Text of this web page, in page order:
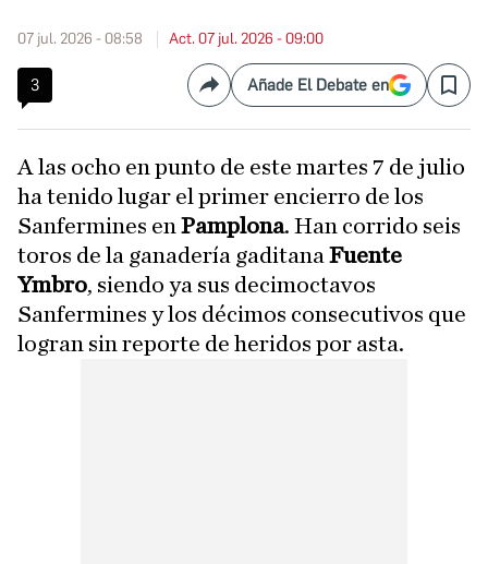
07 jul. 2026 - 08:58 Act. 07 jul. 2026 - 09:00
3 CompartirAñade El Debate en Save
A las ocho en punto de este martes 7 de julio
ha tenido lugar el primer encierro de los
Sanfermines en Pamplona. Han corrido seis
toros de la ganadería gaditana Fuente
Ymbro, siendo ya sus decimoctavos
Sanfermines y los décimos consecutivos que
logran sin reporte de heridos por asta.